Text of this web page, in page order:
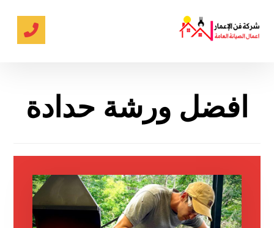
افضل ورشة حدادة